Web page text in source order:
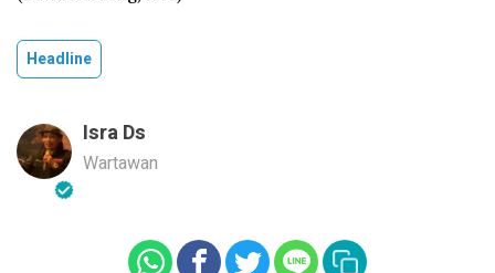
Headline
Isra Ds
Wartawan